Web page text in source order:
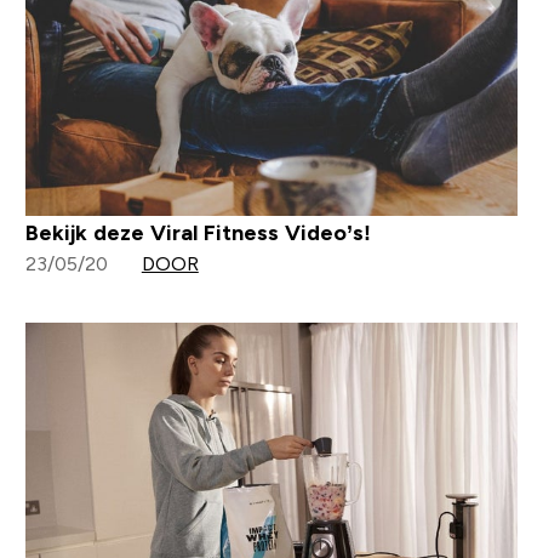
Bekijk deze Viral Fitness Video’s!
23/05/20 DOOR